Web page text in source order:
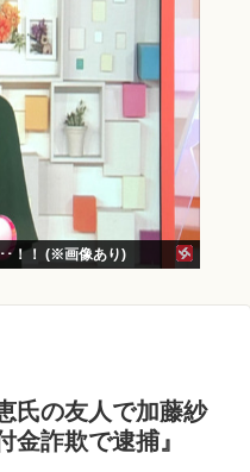
･！！ (※画像あり)
氏の友人で加藤紗
詐欺で逮捕』